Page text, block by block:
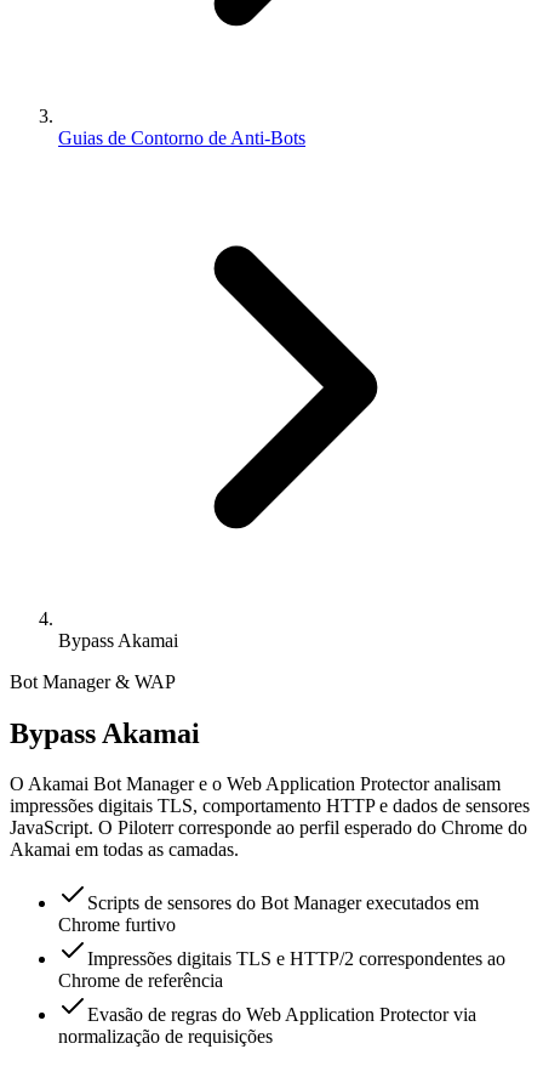
Guias de Contorno de Anti-Bots
Bypass Akamai
Bot Manager & WAP
Bypass Akamai
O Akamai Bot Manager e o Web Application Protector analisam
impressões digitais TLS, comportamento HTTP e dados de sensores
JavaScript. O Piloterr corresponde ao perfil esperado do Chrome do
Akamai em todas as camadas.
Scripts de sensores do Bot Manager executados em
Chrome furtivo
Impressões digitais TLS e HTTP/2 correspondentes ao
Chrome de referência
Evasão de regras do Web Application Protector via
normalização de requisições